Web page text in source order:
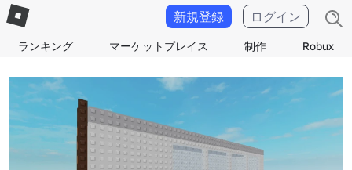
ランキング マーケットプレイス 制作 Robux
新規登録 ログイン